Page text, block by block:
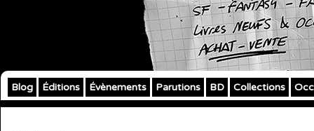
Blog Éditions Évènements Parutions BD Collections